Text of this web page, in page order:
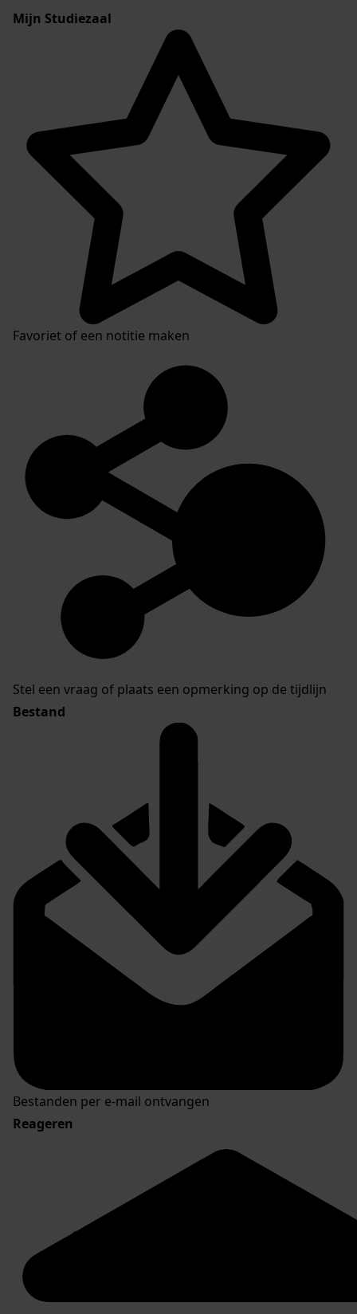
Mijn Studiezaal
Favoriet of een notitie maken
Stel een vraag of plaats een opmerking op de tijdlijn
Bestand
Bestanden per e-mail ontvangen
Reageren